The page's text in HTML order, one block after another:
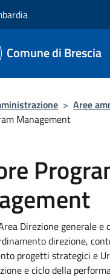
Comune di Brescia
> Aree
Management
Direzione generale e
direzione,
progetti strategici e
e ciclo della